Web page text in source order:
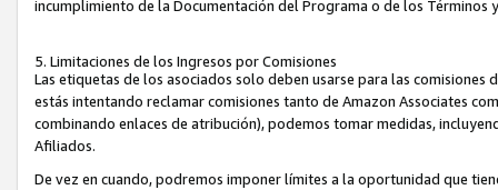
incumplimiento de la Documentación del Programa o de los Términos
5. Limitaciones de los Ingresos por Comisiones
Las etiquetas de los asociados solo deben usarse para las
estás intentando reclamar comisiones tanto de Amazon Associates
combinando enlaces de atribución), podemos tomar medidas,
Afiliados.
De vez en cuando, podremos imponer límites a la oportunidad que